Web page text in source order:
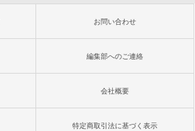
お問い合わせ
編集部へのご連絡
会社概要
特定商取引法に基づく表示